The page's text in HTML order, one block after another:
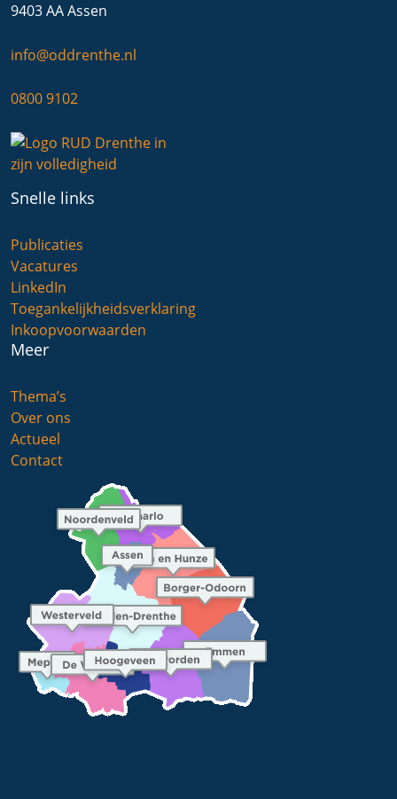
9403 AA Assen
info@oddrenthe.nl
0800 9102
Snelle links
Publicaties
Vacatures
LinkedIn
Toegankelijkheidsverklaring
Inkoopvoorwaarden
Meer
Thema’s
Over ons
Actueel
Contact